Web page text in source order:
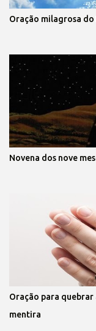
Oração milagrosa
Novena dos nove
Oração para quebrar
mentira